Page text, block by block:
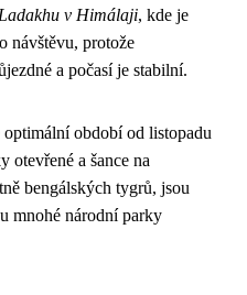
v Himálaji, kde je
návštěvu, protože
a počasí je stabilní.
období od listopadu
otevřené a šance na
bengálských tygrů, jsou
mnohé národní parky